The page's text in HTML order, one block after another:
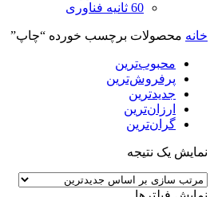
60 ثانیه فناوری
خانه محصولات برچسب خورده “چاپ”
محبوب‌ترین
پرفروش‌ترین
جدیدترین
ارزان‌ترین
گران‌ترین
نمایش یک نتیجه